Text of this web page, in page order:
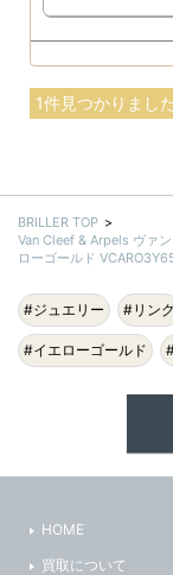
1件見つかりまし
BRILLER TOP
Van Cleef & Arpels ヴァ
ローゴールド
#ジュエリー #リン
#イエローゴールド
HOME
買取について